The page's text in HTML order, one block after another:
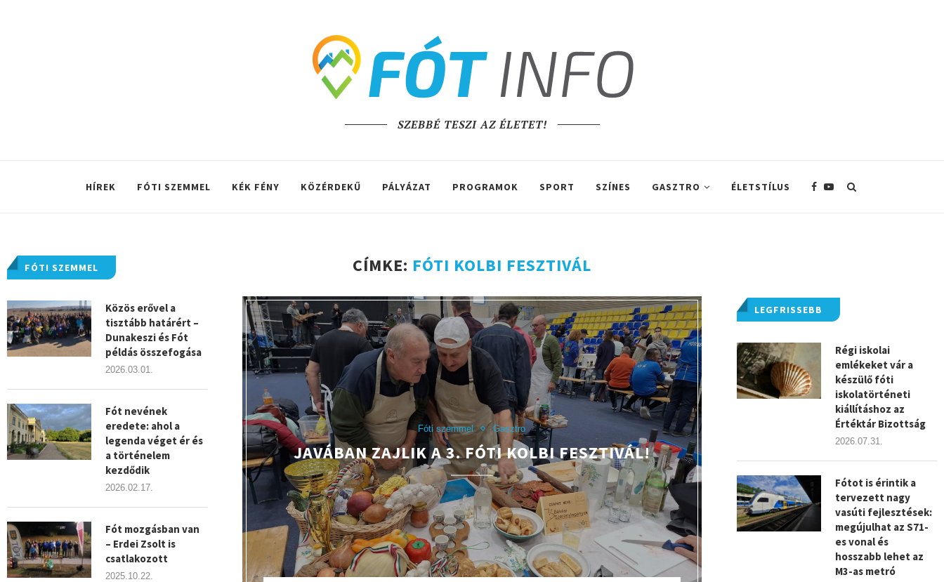
SZEBBÉ TESZI AZ ÉLETET!
HÍREK FÓTI SZEMMEL KÉK FÉNY KÖZÉRDEKŰ PÁLYÁZAT PROGRAMOK SPORT SZÍNES GASZTRO ÉLETSTÍLUS
CÍMKE: FÓTI KOLBI FESZTIVÁL
Fóti szemmel Gasztro
JAVÁBAN ZAJLIK A 3. FÓTI KOLBI FESZTIVÁL!
LEGFRISSEBB
Régi iskolai
emlékeket vár a
készülő fóti
iskolatörténeti
kiállításhoz az
Értéktár Bizottság
2026.07.31.
Fótot is érintik a
tervezett nagy
vasúti fejlesztések:
megújulhat az S71-
es vonal és
hosszabb lehet az
M3-as metró
FÓTI SZEMMEL
Közös erővel a
tisztább határért –
Dunakeszi és Fót
példás összefogása
2026.03.01.
Fót nevének
eredete: ahol a
legenda véget ér és
a történelem
kezdődik
2026.02.17.
Fót mozgásban van
– Erdei Zsolt is
csatlakozott
2025.10.22.